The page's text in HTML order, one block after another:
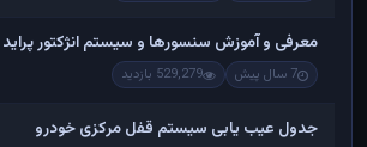
معرفی و آموزش سنسورها و سیستم انژکتور پراید
7 سال پیش 529,279 بازدید
جدول عیب یابی سیستم قفل مرکزی خودرو